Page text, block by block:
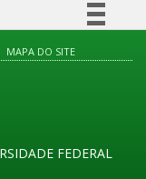
MAPA DO SITE
FEDERAL